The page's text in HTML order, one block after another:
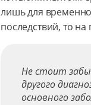
лишь для
последствий, то
Не стоит
другого
основного